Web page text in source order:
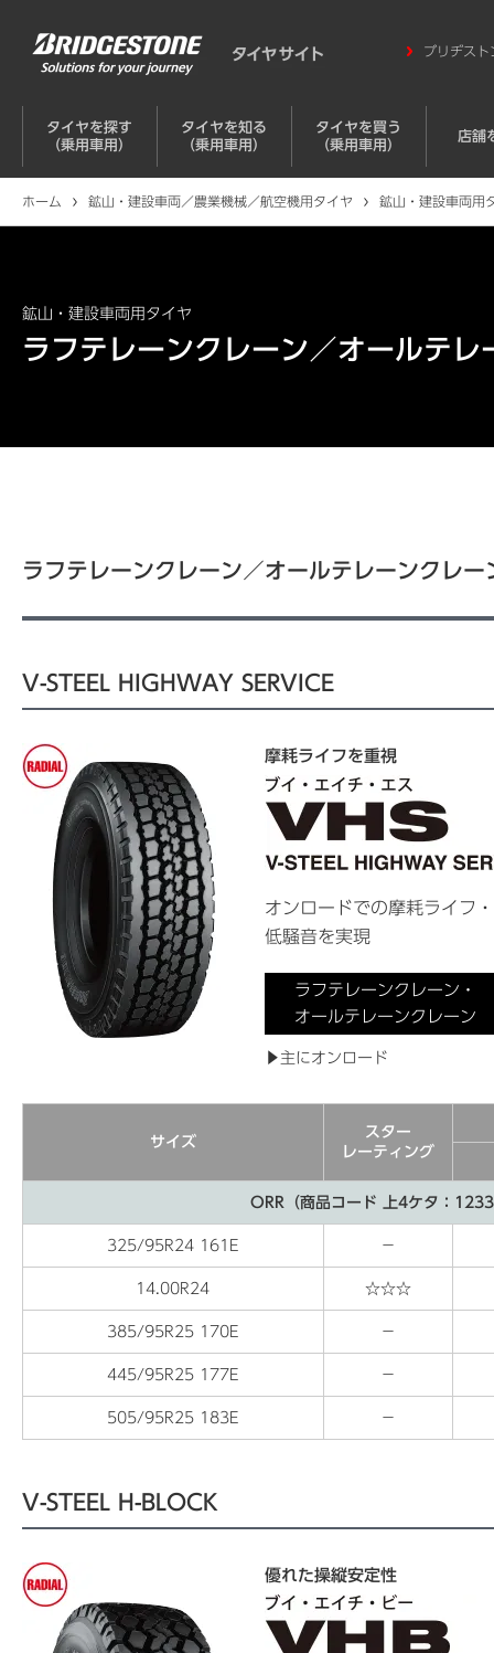
ブリヂスト
タイヤを探す
（乗用車用）
タイヤを知る
（乗用車用）
タイヤを買う
（乗用車用）
店舗
ホーム 鉱山・建設車両／農業機械／航空機用タイヤ 鉱山・建設車両用
鉱山・建設車両用タイヤ
ラフテレーンクレーン／オールテレ
ラフテレーンクレーン／オールテレーンクレー
V-STEEL HIGHWAY SERVICE
摩耗ライフを重視
オンロードでの摩耗ライフ
低騒音を実現
ラフテレーンクレーン・
オールテレーンクレーン
▶主にオンロード
サイズ
スター
レーティング
ORR（商品コード 上4ケタ：
325/95R24 161E −
14.00R24 ☆☆☆
385/95R25 170E −
445/95R25 177E −
505/95R25 183E −
V-STEEL H-BLOCK
優れた操縦安定性